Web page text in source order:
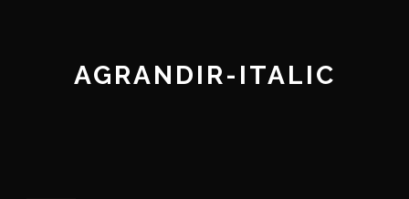
AGRANDIR-ITALIC